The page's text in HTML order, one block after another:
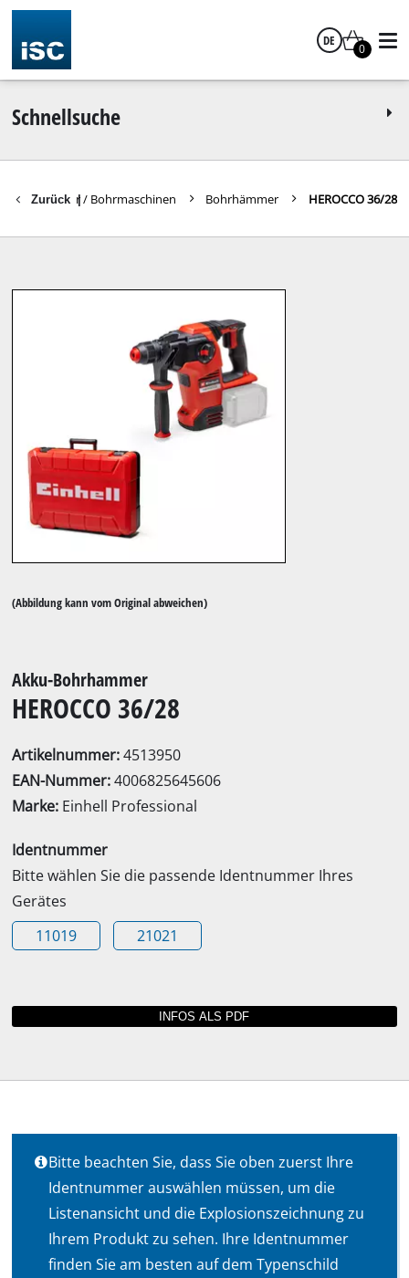
DE
0
Schnellsuche
Zurück |
Bohrhämmer / Bohrmaschinen Bohrhämmer HEROCCO 36/28
(Abbildung kann vom Original abweichen)
Akku-Bohrhammer
HEROCCO 36/28
Artikelnummer:4513950
EAN-Nummer:4006825645606
Marke: Einhell Professional
Identnummer
Bitte wählen Sie die passende Identnummer Ihres
Gerätes
11019
21021
Bitte beachten Sie, dass Sie oben zuerst Ihre
Identnummer auswählen müssen, um die
Listenansicht und die Explosionszeichnung zu
Ihrem Produkt zu sehen. Ihre Identnummer
finden Sie am besten auf dem Typenschild